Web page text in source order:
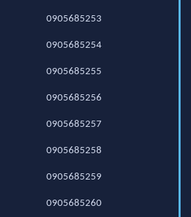
0905685253
0905685254
0905685255
0905685256
0905685257
0905685258
0905685259
0905685260